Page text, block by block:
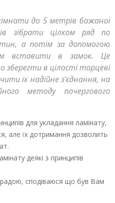
до 5 метрів бажаної
зібрати цілком ряд по
а потім за допомогою
вставити в замок. Це
в цілості торцеві
їх надійне з’єднання, на
методу почергового
для укладання ламінату,
але їх дотримання дозволить
деякі з принципів
сподіваюся що був Вам